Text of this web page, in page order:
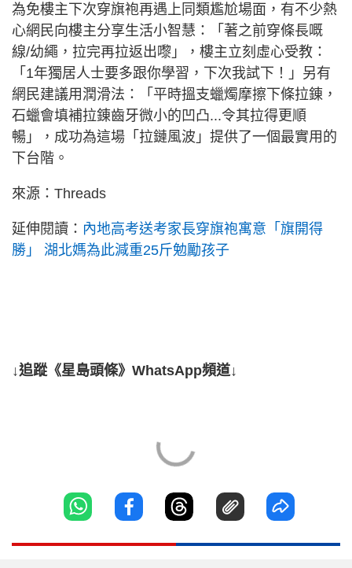
為免樓主下次穿旗袍再遇上同類尷尬場面，有不少熱
心網民向樓主分享生活小智慧：「著之前穿條長嘅
線/幼繩，拉完再拉返出嚟」，樓主立刻虛心受教：
「1年獨居人士要多跟你學習，下次我試下！」另有
網民建議用潤滑法：「平時搵支蠟燭摩擦下條拉錬，
石蠟會填補拉錬齒牙微小的凹凸...令其拉得更順
暢」，成功為這場「拉鏈風波」提供了一個最實用的
下台階。
來源：Threads
延伸閱讀： 內地高考送考家長穿旗袍寓意「旗開得
勝」 湖北媽為此減重25斤勉勵孩子
↓追蹤《星島頭條》WhatsApp頻道↓